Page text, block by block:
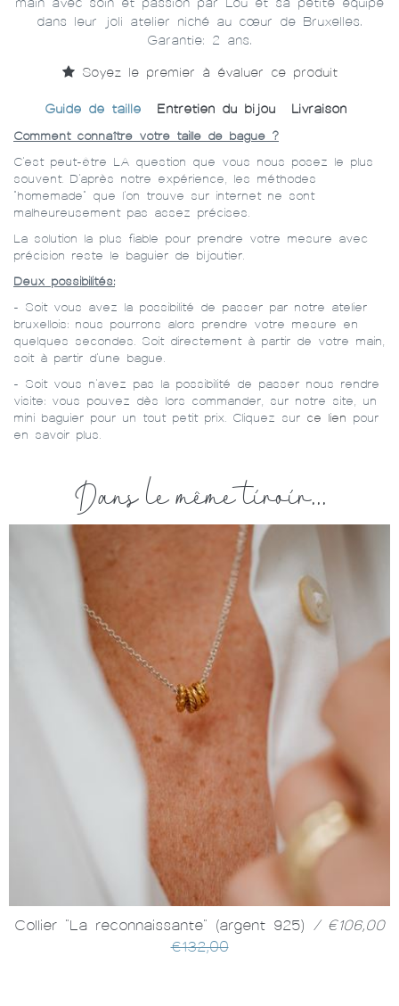
dans leur joli atelier niché au cœur de Bruxelles.
Garantie: 2 ans.
Soyez le premier à évaluer ce produit
Guide de taille Entretien du bijou Livraison
Comment connaître votre taille de bague ?
C'est peut-être LA question que vous nous posez le plus
souvent. D'après notre expérience, les méthodes
"homemade" que l'on trouve sur internet ne sont
malheureusement pas assez précises.
La solution la plus fiable pour prendre votre mesure avec
précision reste le baguier de bijoutier.
Deux possibilités:
- Soit vous avez la possibilité de passer par notre atelier
bruxellois: nous pourrons alors prendre votre mesure en
quelques secondes. Soit directement à partir de votre main,
soit à partir d'une bague.
- Soit vous n'avez pas la possibilité de passer nous rendre
visite: vous pouvez dès lors commander, sur notre site, un
mini baguier pour un tout petit prix. Cliquez sur ce lien pour
en savoir plus.
Dans le même tiroir...
Collier "La reconnaissante" (argent 925)
/ €106,00
€132,00